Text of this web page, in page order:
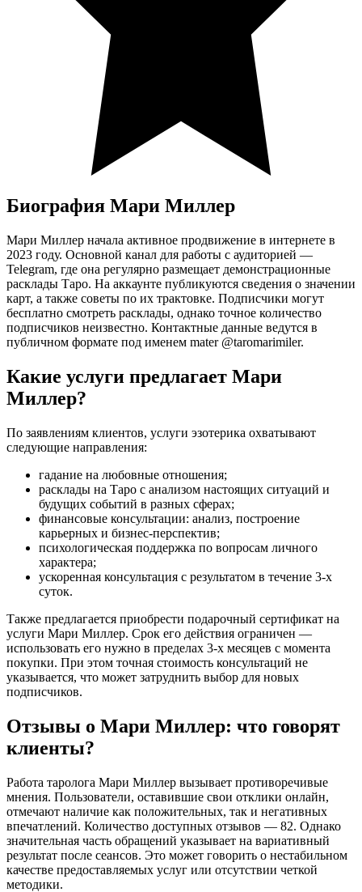
Биография Мари Миллер
Мари Миллер начала активное продвижение в интернете в
2023 году. Основной канал для работы с аудиторией —
Telegram, где она регулярно размещает демонстрационные
расклады Таро. На аккаунте публикуются сведения о значении
карт, а также советы по их трактовке. Подписчики могут
бесплатно смотреть расклады, однако точное количество
подписчиков неизвестно. Контактные данные ведутся в
публичном формате под именем mater @taromarimiler.
Какие услуги предлагает Мари
Миллер?
По заявлениям клиентов, услуги эзотерика охватывают
следующие направления:
гадание на любовные отношения;
расклады на Таро с анализом настоящих ситуаций и
будущих событий в разных сферах;
финансовые консультации: анализ, построение
карьерных и бизнес-перспектив;
психологическая поддержка по вопросам личного
характера;
ускоренная консультация с результатом в течение 3-х
суток.
Также предлагается приобрести подарочный сертификат на
услуги Мари Миллер. Срок его действия ограничен —
использовать его нужно в пределах 3-х месяцев с момента
покупки. При этом точная стоимость консультаций не
указывается, что может затруднить выбор для новых
подписчиков.
Отзывы о Мари Миллер: что говорят
клиенты?
Работа таролога Мари Миллер вызывает противоречивые
мнения. Пользователи, оставившие свои отклики онлайн,
отмечают наличие как положительных, так и негативных
впечатлений. Количество доступных отзывов — 82. Однако
значительная часть обращений указывает на вариативный
результат после сеансов. Это может говорить о нестабильном
качестве предоставляемых услуг или отсутствии четкой
методики.